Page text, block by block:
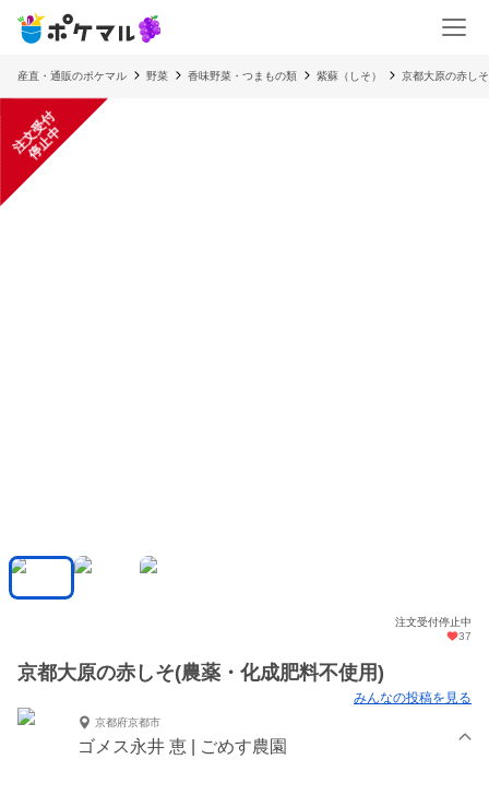
産直・通販のポケマル 野菜 香味野菜・つまもの類 紫蘇（しそ） 京都大原の赤し
注
文
受
付
停
止
中
注文受付停止中
37
京都大原の赤しそ(農薬・化成肥料不使用)
みんなの投稿を見る
京都府京都市
ゴメス永井 恵 | ごめす農園